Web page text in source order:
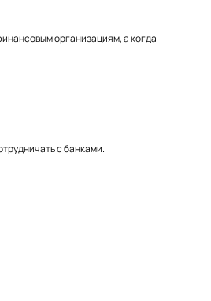
организациям, а когда
с банками.